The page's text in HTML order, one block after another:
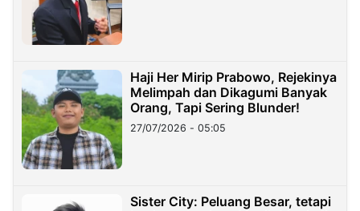
Haji Her Mirip Prabowo, Rejekinya
Melimpah dan Dikagumi Banyak
Orang, Tapi Sering Blunder!
27/07/2026 - 05:05
Sister City: Peluang Besar, tetapi